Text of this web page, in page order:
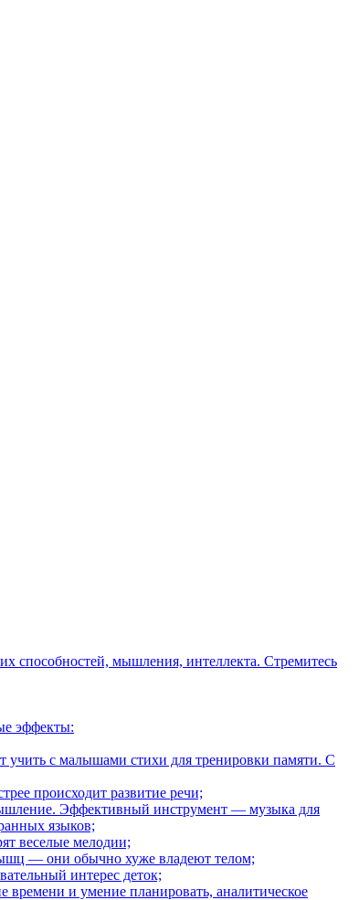
способностей, мышления, интеллекта. Стремитесь
эффекты:
учить с малышами стихи для тренировки памяти. С
происходит развитие речи;
Эффективный инструмент — музыка для
языков;
веселые мелодии;
— они обычно хуже владеют телом;
интерес деток;
и умение планировать, аналитическое